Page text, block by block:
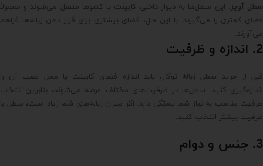
سطل آویز
: این سطل‌ها به دیوار داخلی کابینت یا کشوها متصل می‌شوند و معمولاً
فضای کمتری را می‌گیرند. با این حال، فضای بیشتری برای قرار دادن زباله‌ها فراهم
می‌آورند.
2. اندازه و ظرفیت
قبل از خرید سطل زباله توکار، باید اندازه فضای کابینت یا محل نصب آن را
اندازه‌گیری کنید. سطل‌ها در ظرفیت‌های مختلف عرضه می‌شوند، بنابراین انتخاب
ظرفیت مناسب به نیاز شما بستگی دارد. اگر میزان زباله‌های شما زیاد است، سطل با
ظرفیت بیشتر انتخاب کنید.
3. جنس و دوام